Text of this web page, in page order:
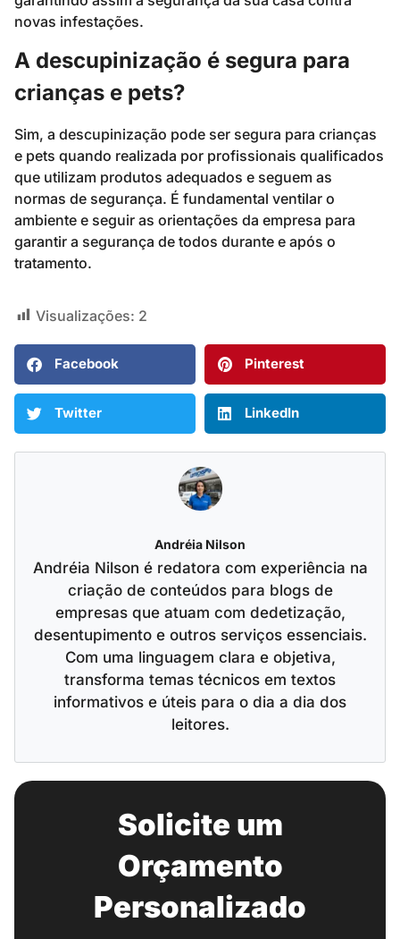
novas infestações.
A descupinização é segura para
crianças e pets?
Sim, a descupinização pode ser segura para crianças
e pets quando realizada por profissionais qualificados
que utilizam produtos adequados e seguem as
normas de segurança. É fundamental ventilar o
ambiente e seguir as orientações da empresa para
garantir a segurança de todos durante e após o
tratamento.
Visualizações: 2
Facebook Pinterest
Twitter LinkedIn
Andréia Nilson
Andréia Nilson é redatora com experiência na
criação de conteúdos para blogs de
empresas que atuam com dedetização,
desentupimento e outros serviços essenciais.
Com uma linguagem clara e objetiva,
transforma temas técnicos em textos
informativos e úteis para o dia a dia dos
leitores.
Solicite um
Orçamento
Personalizado